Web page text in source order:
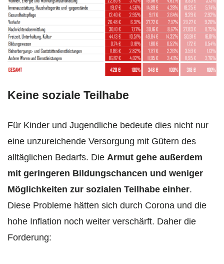
Keine soziale Teilhabe
Für Kinder und Jugendliche bedeute dies nicht nur
eine unzureichende Versorgung mit Gütern des
alltäglichen Bedarfs. Die Armut gehe außerdem
mit geringeren Bildungschancen und weniger
Möglichkeiten zur sozialen Teilhabe einher.
Diese Probleme hätten sich durch Corona und die
hohe Inflation noch weiter verschärft. Daher die
Forderung: